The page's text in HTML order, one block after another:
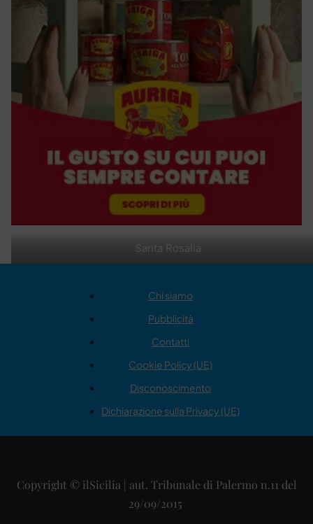
Santa Rosalia
Chi siamo
Pubblicità
Contatti
Cookie Policy (UE)
Disconoscimento
Dichiarazione sulla Privacy (UE)
Copyright © ilSicilia | aut. Tribunale di Palermo n.11 del
29/09/2015